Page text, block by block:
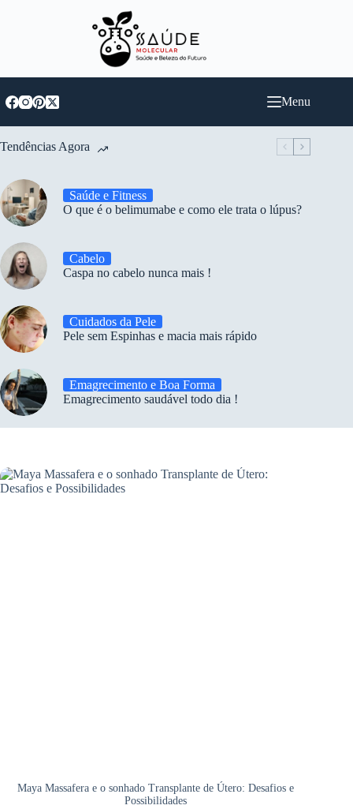
Menu
Tendências Agora
Saúde e Fitness
O que é o belimumabe e como ele trata o lúpus?
Cabelo
Caspa no cabelo nunca mais !
Cuidados da Pele
Pele sem Espinhas e macia mais rápido
Emagrecimento e Boa Forma
Emagrecimento saudável todo dia !
Maya Massafera e o sonhado Transplante de Útero: Desafios e
Possibilidades